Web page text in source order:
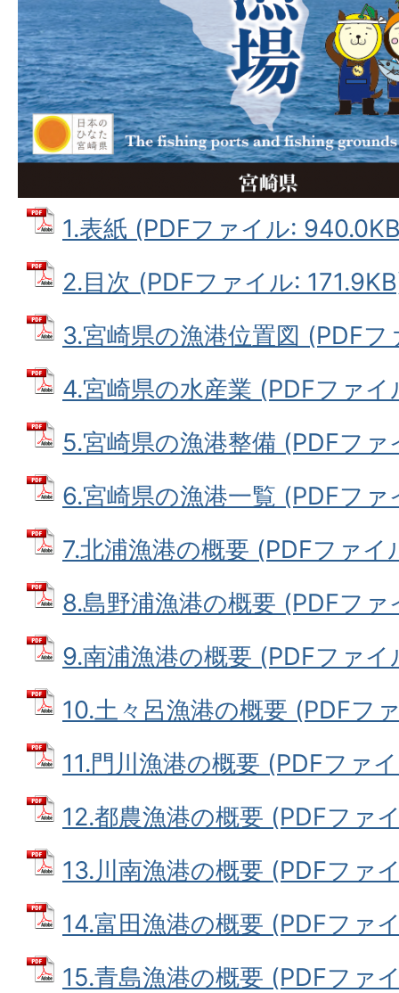
1.表紙 (PDFファイル:
2.目次 (PDFファイル:
3.宮崎県の漁港位置図 (PDF
4.宮崎県の水産業 (PDFファ
5.宮崎県の漁港整備 (PDFフ
6.宮崎県の漁港一覧 (PDFフ
7.北浦漁港の概要 (PDFファイ
8.島野浦漁港の概要 (PDFフ
9.南浦漁港の概要 (PDFファ
10.土々呂漁港の概要 (PDFフ
11.門川漁港の概要 (PDFファ
12.都農漁港の概要 (PDFファ
13.川南漁港の概要 (PDFファ
14.富田漁港の概要 (PDFファ
15.青島漁港の概要 (PDFファ